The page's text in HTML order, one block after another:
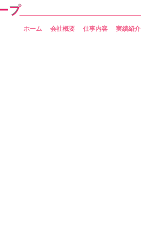
プ
ホーム 会社概要 仕事内容 実績紹介